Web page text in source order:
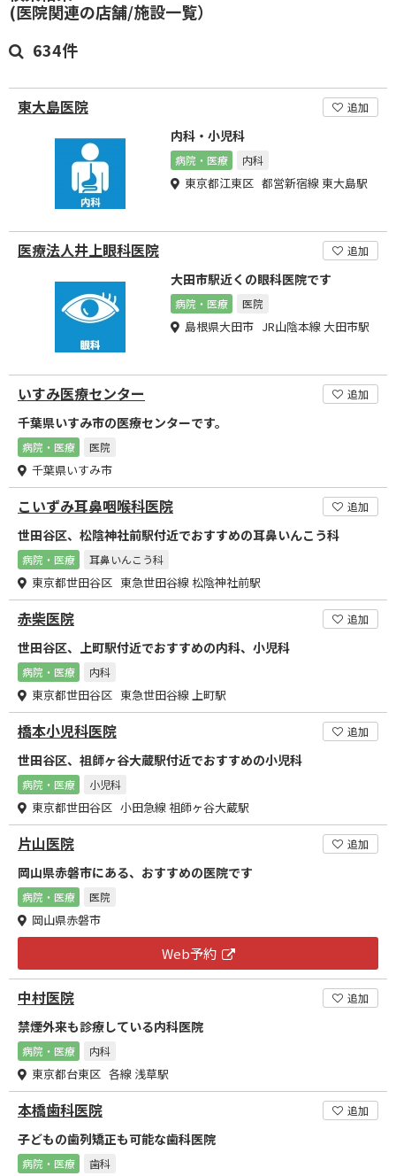
(医院関連の店舗/施設一覧）
634件
東大島医院 追加
内科・小児科
病院・医療 内科
東京都江東区 都営新宿線 東大島駅
医療法人井上眼科医院 追加
大田市駅近くの眼科医院です
病院・医療 医院
島根県大田市 JR山陰本線 大田市駅
いすみ医療センター 追加
千葉県いすみ市の医療センターです。
病院・医療 医院
千葉県いすみ市
こいずみ耳鼻咽喉科医院 追加
世田谷区、松陰神社前駅付近でおすすめの耳鼻いんこう科
病院・医療 耳鼻いんこう科
東京都世田谷区 東急世田谷線 松陰神社前駅
赤柴医院 追加
世田谷区、上町駅付近でおすすめの内科、小児科
病院・医療 内科
東京都世田谷区 東急世田谷線 上町駅
橋本小児科医院 追加
世田谷区、祖師ヶ谷大蔵駅付近でおすすめの小児科
病院・医療 小児科
東京都世田谷区 小田急線 祖師ヶ谷大蔵駅
片山医院 追加
岡山県赤磐市にある、おすすめの医院です
病院・医療 医院
岡山県赤磐市
Web予約
中村医院 追加
禁煙外来も診療している内科医院
病院・医療 内科
東京都台東区 各線 浅草駅
本橋歯科医院 追加
子どもの歯列矯正も可能な歯科医院
病院・医療 歯科